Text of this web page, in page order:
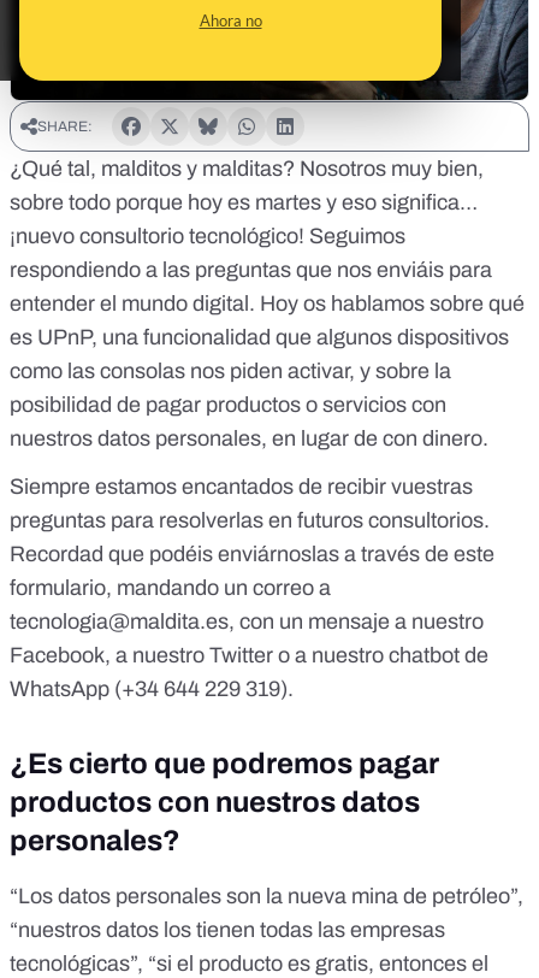
Ahora no
SHARE:
¿Qué tal, malditos y malditas? Nosotros muy bien,
sobre todo porque hoy es martes y eso significa…
¡nuevo consultorio tecnológico! Seguimos
respondiendo a las preguntas que nos enviáis para
entender el mundo digital. Hoy os hablamos sobre qué
es UPnP, una funcionalidad que algunos dispositivos
como las consolas nos piden activar, y sobre la
posibilidad de pagar productos o servicios con
nuestros datos personales, en lugar de con dinero.
Siempre estamos encantados de recibir vuestras
preguntas para resolverlas en futuros consultorios.
Recordad que podéis enviárnoslas a través de este
formulario, mandando un correo a
tecnologia@maldita.es, con un mensaje a nuestro
Facebook, a nuestro Twitter o a nuestro chatbot de
WhatsApp (+34 644 229 319).
¿Es cierto que podremos pagar
productos con nuestros datos
personales?
“Los datos personales son la nueva mina de petróleo”,
“nuestros datos los tienen todas las empresas
tecnológicas”, “si el producto es gratis, entonces el